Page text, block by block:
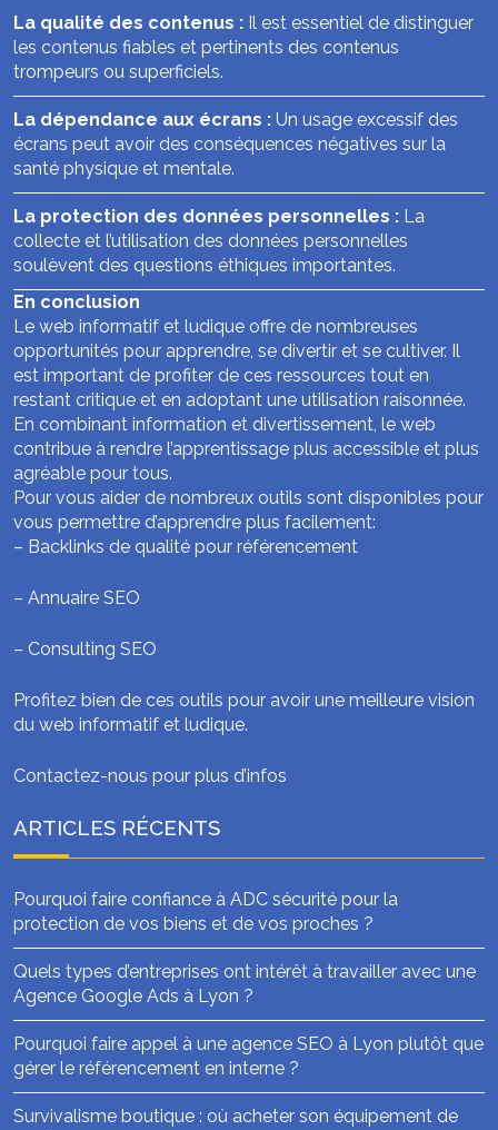
La qualité des contenus : Il est essentiel de distinguer
les contenus fiables et pertinents des contenus
trompeurs ou superficiels.
La dépendance aux écrans : Un usage excessif des
écrans peut avoir des conséquences négatives sur la
santé physique et mentale.
La protection des données personnelles : La
collecte et l’utilisation des données personnelles
soulèvent des questions éthiques importantes.
En conclusion
Le web informatif et ludique offre de nombreuses
opportunités pour apprendre, se divertir et se cultiver. Il
est important de profiter de ces ressources tout en
restant critique et en adoptant une utilisation raisonnée.
En combinant information et divertissement, le web
contribue à rendre l’apprentissage plus accessible et plus
agréable pour tous.
Pour vous aider de nombreux outils sont disponibles pour
vous permettre d’apprendre plus facilement:
– Backlinks de qualité pour référencement
– Annuaire SEO
– Consulting SEO
Profitez bien de ces outils pour avoir une meilleure vision
du web informatif et ludique.
Contactez-nous pour plus d’infos
ARTICLES RÉCENTS
Pourquoi faire confiance à ADC sécurité pour la
protection de vos biens et de vos proches ?
Quels types d’entreprises ont intérêt à travailler avec une
Agence Google Ads à Lyon ?
Pourquoi faire appel à une agence SEO à Lyon plutôt que
gérer le référencement en interne ?
Survivalisme boutique : où acheter son équipement de